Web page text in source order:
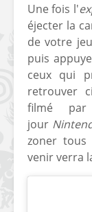
Une fois l'
éjecter la
de votre
puis
ceux qui
retrouver
filmé
jour
zoner tous
venir verra